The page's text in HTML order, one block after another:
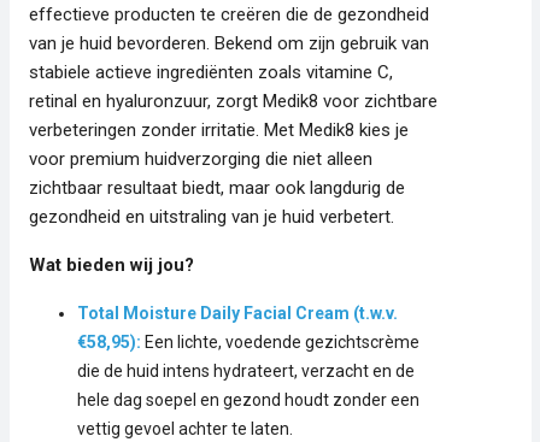
effectieve producten te creëren die de gezondheid
van je huid bevorderen. Bekend om zijn gebruik van
stabiele actieve ingrediënten zoals vitamine C,
retinal en hyaluronzuur, zorgt Medik8 voor zichtbare
verbeteringen zonder irritatie. Met Medik8 kies je
voor premium huidverzorging die niet alleen
zichtbaar resultaat biedt, maar ook langdurig de
gezondheid en uitstraling van je huid verbetert.
Wat bieden wij jou?
Total Moisture Daily Facial Cream (t.w.v.
€58,95): Een lichte, voedende gezichtscrème
die de huid intens hydrateert, verzacht en de
hele dag soepel en gezond houdt zonder een
vettig gevoel achter te laten.